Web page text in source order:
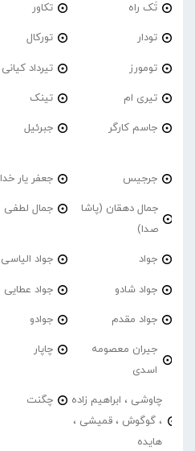
تَک راه تکاور
تودار تورکال
تومورز تیرداد کیانی
تیری ام تینک
جاسم کارگر جبرئیل
جرجیس جعفر یار خدا
جمال دهقان (پاشا
صدا)
جمال لطفی
جواد جواد الیاسی
جواد شادو جواد عطایی
جواد مقدم جوادو
جیران معصومه
اسدی
چاپار
چاوشی ، ابراهیم زاده
، گوگوش ، قمیشی ،
هایده
چگنت